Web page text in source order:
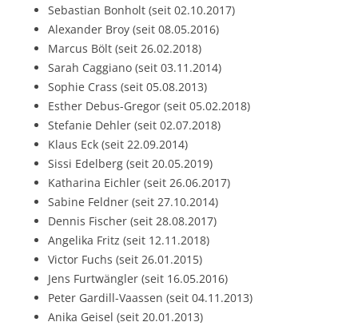
Sebastian Bonholt (seit 02.10.2017)
Alexander Broy (seit 08.05.2016)
Marcus Bölt (seit 26.02.2018)
Sarah Caggiano (seit 03.11.2014)
Sophie Crass (seit 05.08.2013)
Esther Debus-Gregor (seit 05.02.2018)
Stefanie Dehler (seit 02.07.2018)
Klaus Eck (seit 22.09.2014)
Sissi Edelberg (seit 20.05.2019)
Katharina Eichler (seit 26.06.2017)
Sabine Feldner (seit 27.10.2014)
Dennis Fischer (seit 28.08.2017)
Angelika Fritz (seit 12.11.2018)
Victor Fuchs (seit 26.01.2015)
Jens Furtwängler (seit 16.05.2016)
Peter Gardill-Vaassen (seit 04.11.2013)
Anika Geisel (seit 20.01.2013)